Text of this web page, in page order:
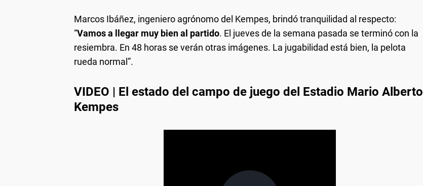
Marcos Ibáñez, ingeniero agrónomo del Kempes, brindó tranquilidad al respecto:
“Vamos a llegar muy bien al partido. El jueves de la semana pasada se terminó con la
resiembra. En 48 horas se verán otras imágenes. La jugabilidad está bien, la pelota
rueda normal”.
VIDEO | El estado del campo de juego del Estadio Mario Alberto
Kempes